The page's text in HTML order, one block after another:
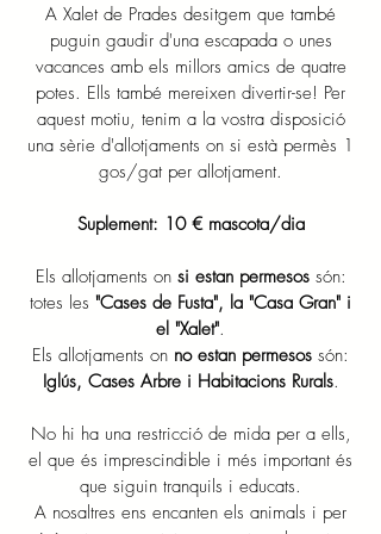
A Xalet de Prades desitgem que també
puguin gaudir d'una escapada o unes
vacances amb els millors amics de quatre
potes. Ells també mereixen divertir-se! Per
aquest motiu, tenim a la vostra disposició
una sèrie d'allotjaments on si està permès 1
gos/gat per allotjament.
Suplement: 10 € mascota/dia
Els allotjaments on si estan permesossón:
totes les "Cases de Fusta", la "Casa Gran" i
el "Xalet".
Els allotjaments on no estan permesos són:
Iglús, Cases Arbre i Habitacions Rurals.
No hi ha una restricció de mida per a ells,
el que és imprescindible i més important és
que siguin tranquils i educats.
A nosaltres ens encanten els animals i per